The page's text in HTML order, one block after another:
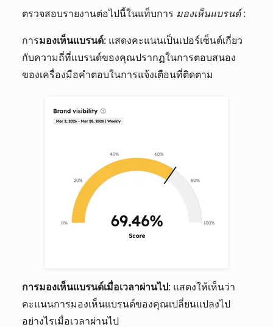
ตรวจสอบรายงานต่อไปนี้ในแท็บการ มองเห็นแบรนด์:
การมองเห็นแบรนด์: แสดงคะแนนเป็นเปอร์เซ็นต์เกี่ยว
กับความถี่ที่แบรนด์ของคุณปรากฏในการตอบสนอง
ของเครื่องมือคำตอบในการแจ้งเตือนที่ติดตาม
การมองเห็นแบรนด์เมื่อเวลาผ่านไป: แสดงให้เห็นว่า
คะแนนการมองเห็นแบรนด์ของคุณเปลี่ยนแปลงไป
อย่างไรเมื่อเวลาผ่านไป